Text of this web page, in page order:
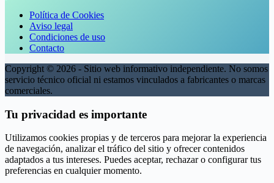
Política de Cookies
Aviso legal
Condiciones de uso
Contacto
Copyright © 2026 - Sitio web informativo independiente. No somos
servicio técnico oficial ni estamos vinculados a fabricantes o marcas
comerciales.
Tu privacidad es importante
Utilizamos cookies propias y de terceros para mejorar la experiencia
de navegación, analizar el tráfico del sitio y ofrecer contenidos
adaptados a tus intereses. Puedes aceptar, rechazar o configurar tus
preferencias en cualquier momento.